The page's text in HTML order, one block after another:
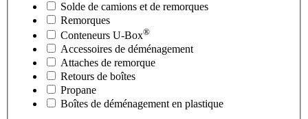
Solde de camions et de remorques
Remorques
Conteneurs U-Box®
Accessoires de déménagement
Attaches de remorque
Retours de boîtes
Propane
Boîtes de déménagement en plastique